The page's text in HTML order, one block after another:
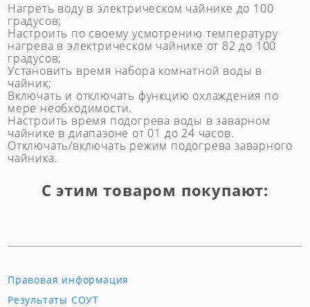
Нагреть воду в электрическом чайнике до 100
градусов;
Настроить по своему усмотрению температуру
нагрева в электрическом чайнике от 82 до 100
градусов;
Установить время набора комнатной воды в
чайник;
Включать и отключать функцию охлаждения по
мере необходимости.
Настроить время подогрева воды в заварном
чайнике в диапазоне от 01 до 24 часов.
Отключать/включать режим подогрева заварного
чайника.
С этим товаром покупают:
Правовая информация
Результаты СОУТ